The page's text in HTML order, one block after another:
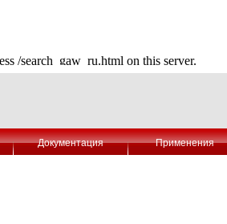
Документация Применения